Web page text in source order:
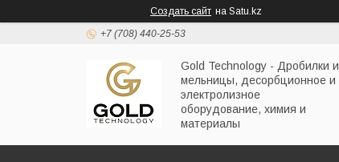
Создать сайт на Satu.kz
+7 (708) 440-25-53
Gold Technology - Дробилки и
мельницы, десорбционное и
электролизное
оборудование, химия и
материалы